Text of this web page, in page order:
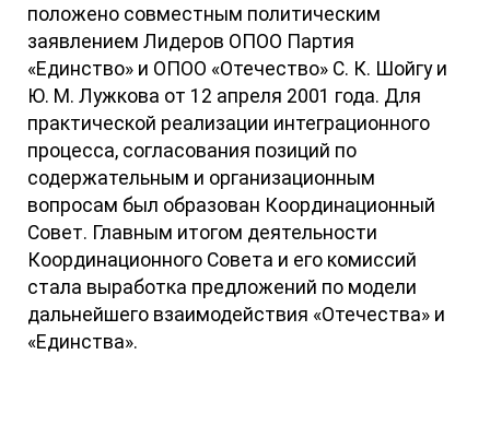
положено совместным политическим
заявлением Лидеров ОПОО Партия
«Единство» и ОПОО «Отечество» С. К. Шойгу и
Ю. М. Лужкова от 12 апреля 2001 года. Для
практической реализации интеграционного
процесса, согласования позиций по
содержательным и организационным
вопросам был образован Координационный
Совет. Главным итогом деятельности
Координационного Совета и его комиссий
стала выработка предложений по модели
дальнейшего взаимодействия «Отечества» и
«Единства».